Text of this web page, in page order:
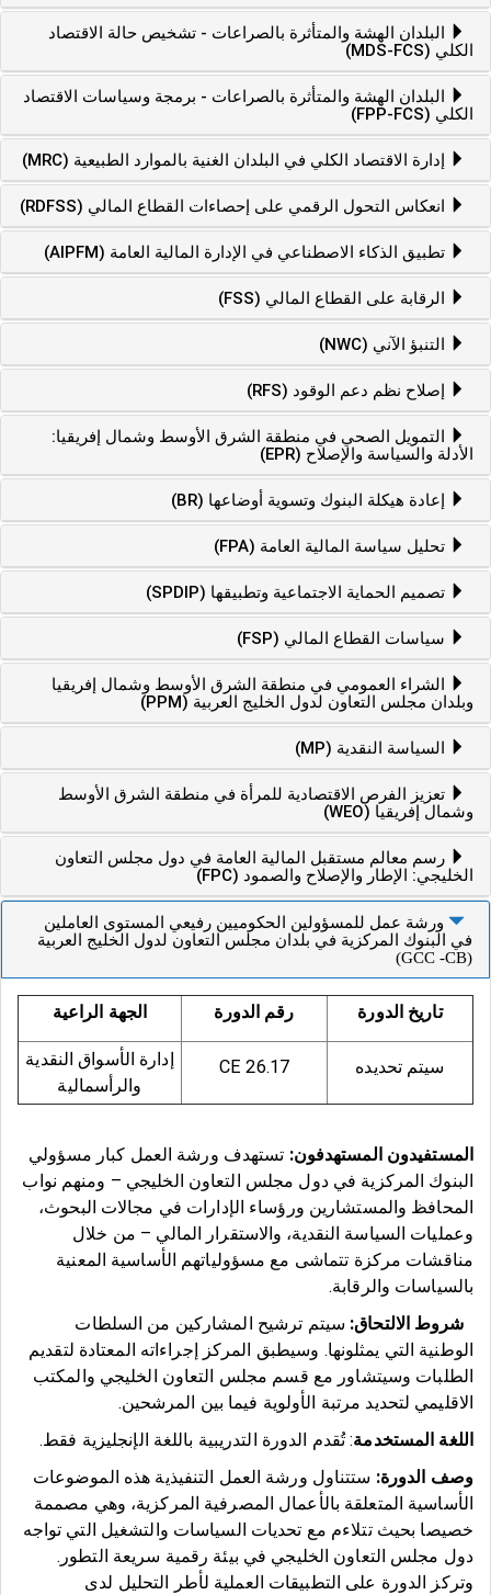
البلدان الهشة والمتأثرة بالصراعات - تشخيص حالة الاقتصاد
الكلي (MDS-FCS)
البلدان الهشة والمتأثرة بالصراعات - برمجة وسياسات الاقتصاد
الكلي (FPP-FCS)
إدارة الاقتصاد الكلي في البلدان الغنية بالموارد الطبيعية (MRC)
انعكاس التحول الرقمي على إحصاءات القطاع المالي (RDFSS)
تطبيق الذكاء الاصطناعي في الإدارة المالية العامة (AIPFM)
الرقابة على القطاع المالي (FSS)
التنبؤ الآني (NWC)
إصلاح نظم دعم الوقود (RFS)
التمويل الصحي في منطقة الشرق الأوسط وشمال إفريقيا:
الأدلة والسياسة والإصلاح (EPR)
إعادة هيكلة البنوك وتسوية أوضاعها (BR)
تحليل سياسة المالية العامة (FPA)
تصميم الحماية الاجتماعية وتطبيقها (SPDIP)
سياسات القطاع المالي (FSP)
الشراء العمومي في منطقة الشرق الأوسط وشمال إفريقيا
وبلدان مجلس التعاون لدول الخليج العربية (PPM)
السياسة النقدية (MP)
تعزيز الفرص الاقتصادية للمرأة في منطقة الشرق الأوسط
وشمال إفريقيا (WEO)
رسم معالم مستقبل المالية العامة في دول مجلس التعاون
الخليجي: الإطار والإصلاح والصمود (FPC)
ورشة عمل للمسؤولين الحكوميين رفيعي المستوى العاملين
في البنوك المركزية في بلدان مجلس التعاون لدول الخليج العربية
(GCC -CB)
تاريخ الدورة رقم الدورة الجهة الراعية
سيتم تحديده CE 26.17
إدارة الأسواق النقدية
والرأسمالية
المستفيدون المستهدفون: تستهدف ورشة العمل كبار مسؤولي
البنوك المركزية في دول مجلس التعاون الخليجي – ومنهم نواب
المحافظ والمستشارين ورؤساء الإدارات في مجالات البحوث،
وعمليات السياسة النقدية، والاستقرار المالي – من خلال
مناقشات مركزة تتماشى مع مسؤولياتهم الأساسية المعنية
بالسياسات والرقابة.
شروط الالتحاق: سيتم ترشيح المشاركين من السلطات
الوطنية التي يمثلونها. وسيطبق المركز إجراءاته المعتادة لتقديم
الطلبات وسيتشاور مع قسم مجلس التعاون الخليجي والمكتب
الاقليمي لتحديد مرتبة الأولوية فيما بين المرشحين.
اللغة المستخدمة: تُقدم الدورة التدريبية باللغة الإنجليزية فقط.
وصف الدورة: ستتناول ورشة العمل التنفيذية هذه الموضوعات
الأساسية المتعلقة بالأعمال المصرفية المركزية، وهي مصممة
خصيصا بحيث تتلاءم مع تحديات السياسات والتشغيل التي تواجه
دول مجلس التعاون الخليجي في بيئة رقمية سريعة التطور.
وتركز الدورة على التطبيقات العملية لأطر التحليل لدى